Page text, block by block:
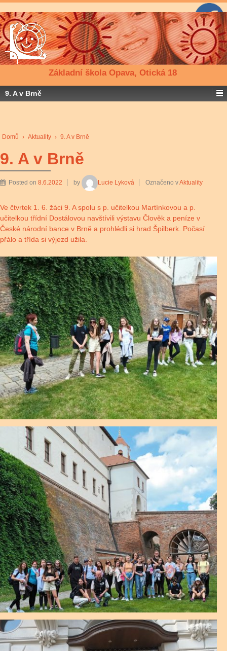
Základní škola Opava, Otická 18
9. A v Brně
Domů › Aktuality › 9. A v Brně
9. A v Brně
Posted on 8.6.2022 by Lucie Lyková Označeno vAktuality
Ve čtvrtek 1. 6. žáci 9. A spolu s p. učitelkou Martínkovou a p.
učitelkou třídní Dostálovou navštívili výstavu Člověk a peníze v
České národní bance v Brně a prohlédli si hrad Špilberk. Počasí
přálo a třída si výjezd užila.